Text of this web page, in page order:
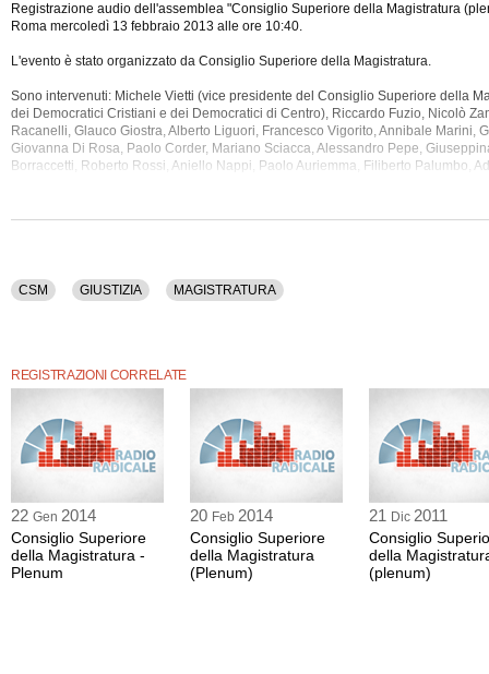
Registrazione audio dell'assemblea "Consiglio Superiore della Magistratura
Roma mercoledì 13 febbraio 2013 alle ore 10:40.
L'evento è stato organizzato da Consiglio Superiore della Magistratura.
Sono intervenuti: Michele Vietti (vice presidente del Consiglio Superiore della
dei Democratici Cristiani e dei Democratici di Centro), Riccardo Fuzio, Nicolò
Racanelli, Glauco Giostra, Alberto Liguori, Francesco Vigorito, Annibale Marini,
Giovanna Di Rosa, Paolo Corder, Mariano Sciacca, Alessandro Pepe,
Borraccetti, Roberto Rossi, Aniello Nappi, Paolo Auriemma, Filiberto Palumbo,
CSM
GIUSTIZIA MAGISTRATURA
REGISTRAZIONI CORRELATE
22 Gen 2014
Consiglio Superiore
della Magistratura -
Plenum
20 Feb 2014
Consiglio Superiore
della Magistratura
(Plenum)
21 Dic 2011
Consiglio
della
(plenum)